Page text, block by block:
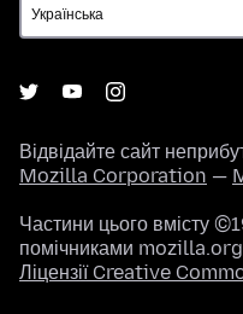
Відвідайте сайт
Mozilla Corporation —
Частини цього вмісту
помічниками
Ліцензії Creative